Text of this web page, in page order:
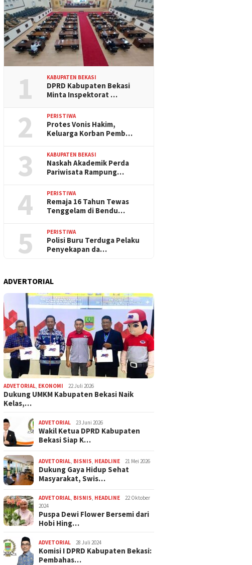
1 KABUPATEN BEKASI
DPRD Kabupaten Bekasi
Minta Inspektorat …
2 PERISTIWA
Protes Vonis Hakim,
Keluarga Korban Pemb…
3 KABUPATEN BEKASI
Naskah Akademik Perda
Pariwisata Rampung…
4 PERISTIWA
Remaja 16 Tahun Tewas
Tenggelam di Bendu…
5 PERISTIWA
Polisi Buru Terduga Pelaku
Penyekapan da…
ADVERTORIAL
ADVETORIAL EKONOMI 22 Juli 2026
Dukung UMKM Kabupaten Bekasi Naik
Kelas,…
ADVETORIAL 23 Juni 2026
Wakil Ketua DPRD Kabupaten
Bekasi Siap K…
ADVETORIAL BISNIS HEADLINE 21 Mei 2026
Dukung Gaya Hidup Sehat
Masyarakat, Swis…
ADVETORIAL BISNIS HEADLINE
22 Oktober
2024
Puspa Dewi Flower Bersemi dari
Hobi Hing…
ADVETORIAL 28 Juli 2024
Komisi I DPRD Kabupaten Bekasi:
Pembahas…